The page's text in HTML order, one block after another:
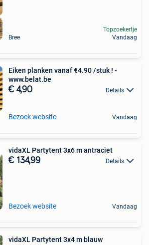
Bree
Topzoekertje
Vandaag
Eiken planken vanaf €4.90 /stuk ! -
www.belat.be
€ 4,90 Details
Bezoek website Vandaag
vidaXL Partytent 3x6 m antraciet
€ 134,99 Details
Bezoek website Vandaag
vidaXL Partytent 3x4 m blauw